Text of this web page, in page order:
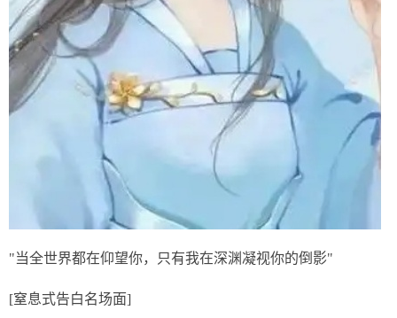
"当全世界都在仰望你，只有我在深渊凝视你的倒影"
[窒息式告白名场面]